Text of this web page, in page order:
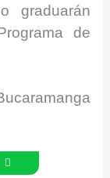
graduarán
de